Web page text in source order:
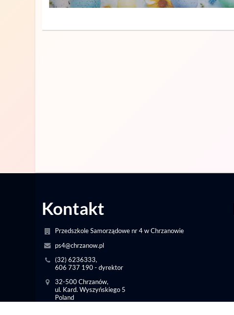
Kontakt
Przedszkole Samorządowe nr 4 w Chrzanowie
ps4@chrzanow.pl
(32) 6236333,
606 737 190 - dyrektor
32-500 Chrzanów,
ul. Kard. Wyszyńskiego 5
Poland